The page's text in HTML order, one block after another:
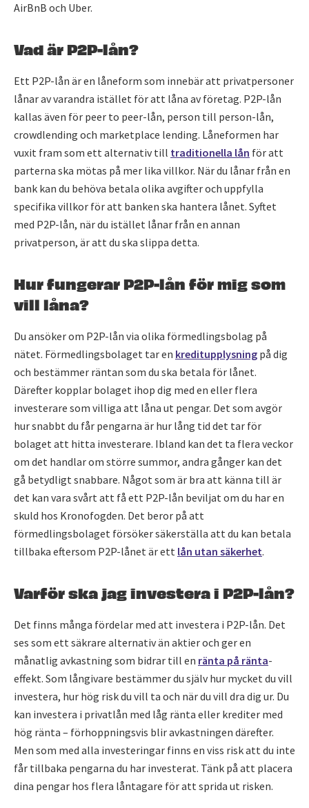
AirBnB och Uber.
Vad är P2P-lån?
Ett P2P-lån är en låneform som innebär att privatpersoner
lånar av varandra istället för att låna av företag. P2P-lån
kallas även för peer to peer-lån, person till person-lån,
crowdlending och marketplace lending. Låneformen har
vuxit fram som ett alternativ till traditionella lån för att
parterna ska mötas på mer lika villkor. När du lånar från en
bank kan du behöva betala olika avgifter och uppfylla
specifika villkor för att banken ska hantera lånet. Syftet
med P2P-lån, när du istället lånar från en annan
privatperson, är att du ska slippa detta.
Hur fungerar P2P-lån för mig som
vill låna?
Du ansöker om P2P-lån via olika förmedlingsbolag på
nätet. Förmedlingsbolaget tar en kreditupplysning på dig
och bestämmer räntan som du ska betala för lånet.
Därefter kopplar bolaget ihop dig med en eller flera
investerare som villiga att låna ut pengar. Det som avgör
hur snabbt du får pengarna är hur lång tid det tar för
bolaget att hitta investerare. Ibland kan det ta flera veckor
om det handlar om större summor, andra gånger kan det
gå betydligt snabbare. Något som är bra att känna till är
det kan vara svårt att få ett P2P-lån beviljat om du har en
skuld hos Kronofogden. Det beror på att
förmedlingsbolaget försöker säkerställa att du kan betala
tillbaka eftersom P2P-lånet är ett lån utan säkerhet.
Varför ska jag investera i P2P-lån?
Det finns många fördelar med att investera i P2P-lån. Det
ses som ett säkrare alternativ än aktier och ger en
månatlig avkastning som bidrar till en ränta på ränta-
effekt. Som långivare bestämmer du själv hur mycket du vill
investera, hur hög risk du vill ta och när du vill dra dig ur. Du
kan investera i privatlån med låg ränta eller krediter med
hög ränta – förhoppningsvis blir avkastningen därefter.
Men som med alla investeringar finns en viss risk att du inte
får tillbaka pengarna du har investerat. Tänk på att placera
dina pengar hos flera låntagare för att sprida ut risken.